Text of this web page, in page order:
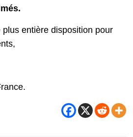
entière disposition pour